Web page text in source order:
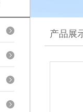
产品展